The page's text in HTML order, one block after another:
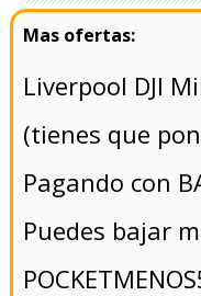
Liverpool DJI
(tienes que
Pagando con
Puedes bajar